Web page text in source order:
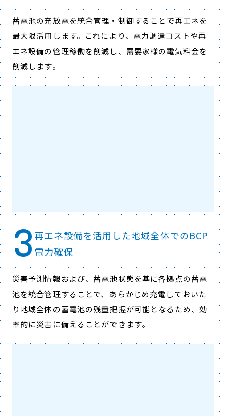
蓄電池の充放電を統合管理・制御することで再エネを
最大限活用します。これにより、電力調達コストや再
エネ設備の管理稼働を削減し、需要家様の電気料金を
削減します。
3 再エネ設備を活用した地域全体でのBCP
電力確保
災害予測情報および、蓄電池状態を基に各拠点の蓄電
池を統合管理することで、あらかじめ充電しておいた
り地域全体の蓄電池の残量把握が可能となるため、効
率的に災害に備えることができます。